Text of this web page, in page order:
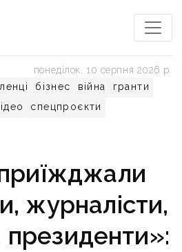
бізнес війна
гранти
спецпроєкти
понеділок, 10 серпня 2026 р.
журналісти,
президенти»: